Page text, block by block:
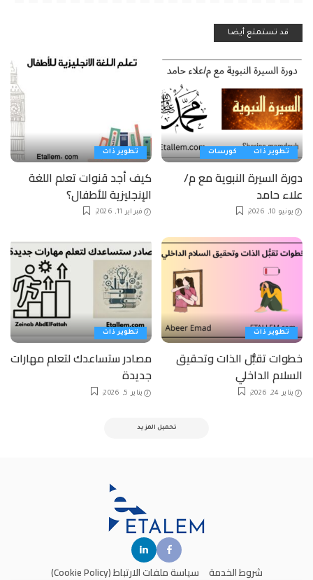
قد تستمتع أيضا
تطوير ذات كورسات
دورة السيرة النبوية مع م/
علاء حامد
يونيو 10, 2026
تطوير ذات
كيف أجد قنوات تعلم اللغة
الإنجليزية للأطفال؟
فبراير 11, 2026
تطوير ذات
خطوات تقبُّل الذات وتحقيق
السلام الداخلي
يناير 24, 2026
تطوير ذات
مصادر ستساعدك لتعلم مهارات
جديدة
يناير 5, 2026
تحميل المزيد
شروط الخدمة سياسة ملفات الارتباط (Cookie Policy)